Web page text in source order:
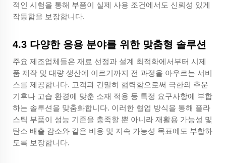
적인 시험을 통해 부품이 실제 사용 조건에서도 신뢰성 있게
작동함을 보장합니다.
4.3 다양한 응용 분야를 위한 맞춤형 솔루션
주요 제조업체들은 재료 선정과 설계 최적화에서부터 시제
품 제작 및 대량 생산에 이르기까지 전 과정을 아우르는 서비
스를 제공합니다. 고객과 긴밀히 협력함으로써 극한의 추운
기후나 고습 환경에 맞춘 소재 적용 등 특정 요구사항에 부합
하는 솔루션을 맞춤화합니다. 이러한 협업 방식을 통해 플라
스틱 부품이 성능 기준을 충족할 뿐 아니라 재활용 가능성 및
탄소 배출 감소와 같은 비용 및 지속 가능성 목표에도 부합하
도록 보장합니다.